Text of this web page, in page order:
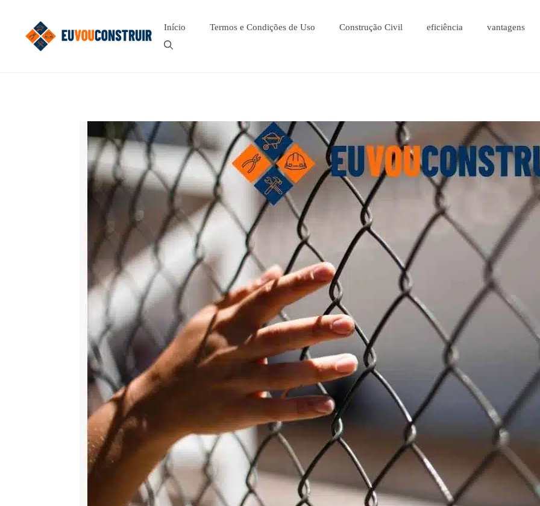
Início Termos e Condições de Uso Construção Civil eficiência vantagens